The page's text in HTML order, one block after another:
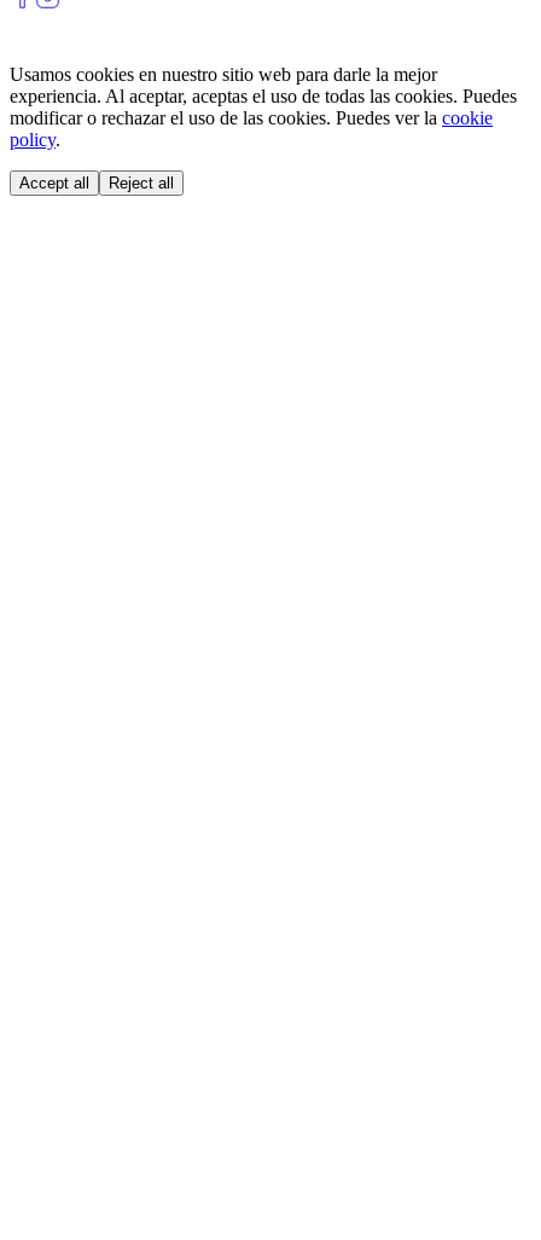
Usamos cookies en nuestro sitio web para darle la mejor
experiencia. Al aceptar, aceptas el uso de todas las cookies. Puedes
modificar o rechazar el uso de las cookies. Puedes ver la cookie
policy.
Accept all Reject all